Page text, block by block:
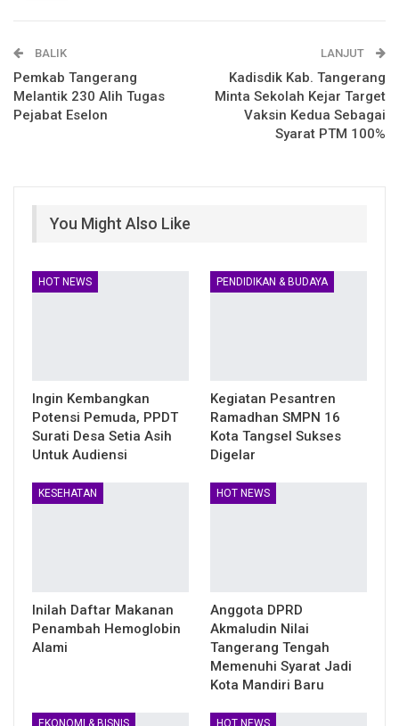
Telegram
BALIK
Pemkab Tangerang
Melantik 230 Alih Tugas
Pejabat Eselon
LANJUT
Kadisdik Kab. Tangerang
Minta Sekolah Kejar Target
Vaksin Kedua Sebagai
Syarat PTM 100%
You Might Also Like
HOT NEWS
Ingin Kembangkan
Potensi Pemuda, PPDT
Surati Desa Setia Asih
Untuk Audiensi
PENDIDIKAN & BUDAYA
Kegiatan Pesantren
Ramadhan SMPN 16
Kota Tangsel Sukses
Digelar
KESEHATAN
Inilah Daftar Makanan
Penambah Hemoglobin
Alami
HOT NEWS
Anggota DPRD
Akmaludin Nilai
Tangerang Tengah
Memenuhi Syarat Jadi
Kota Mandiri Baru